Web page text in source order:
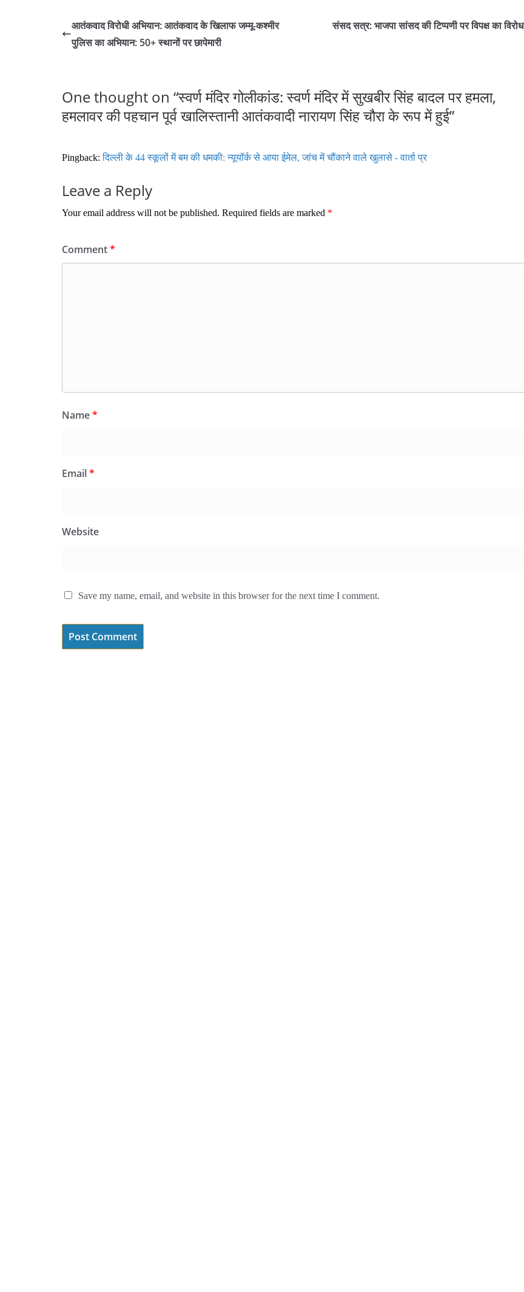
bo
ok
tte
r
re
आतंकवाद विरोधी अभियान: आतंकवाद के खिलाफ जम्मू-कश्मीर
पुलिस का अभियान: 50+ स्थानों पर छापेमारी
संसद सत्र: भाजपा सांसद की टिप्पणी पर विपक्ष का विरोध
One thought on “स्वर्ण मंदिर गोलीकांड: स्वर्ण मंदिर में सुखबीर सिंह बादल पर हमला,
हमलावर की पहचान पूर्व खालिस्तानी आतंकवादी नारायण सिंह चौरा के रूप में हुई”
Pingback:दिल्ली के 44 स्कूलों में बम की धमकी: न्यूयॉर्क से आया ईमेल, जांच में चौंकाने वाले खुलासे - वार्ता प्र
Leave a Reply
Your email address will not be published. Required fields are marked *
Comment*
Name*
Email*
Website
Save my name, email, and website in this browser for the next time I comment.